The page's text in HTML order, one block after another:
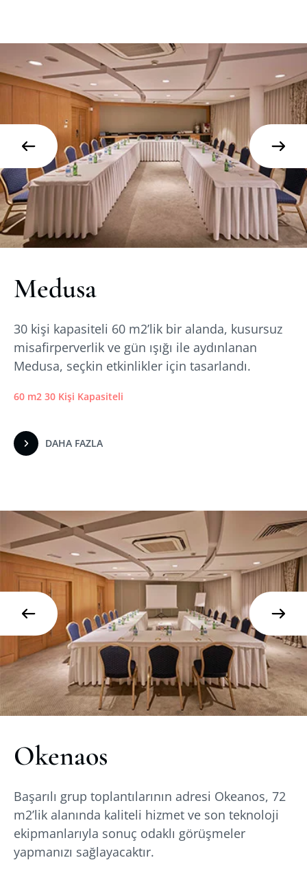
Medusa
30 kişi kapasiteli 60 m2’lik bir alanda, kusursuz
misafirperverlik ve gün ışığı ile aydınlanan
Medusa, seçkin etkinlikler için tasarlandı.
60 m2 30 Kişi Kapasiteli
DAHA FAZLA
Okenaos
Başarılı grup toplantılarının adresi Okeanos, 72
m2’lik alanında kaliteli hizmet ve son teknoloji
ekipmanlarıyla sonuç odaklı görüşmeler
yapmanızı sağlayacaktır.